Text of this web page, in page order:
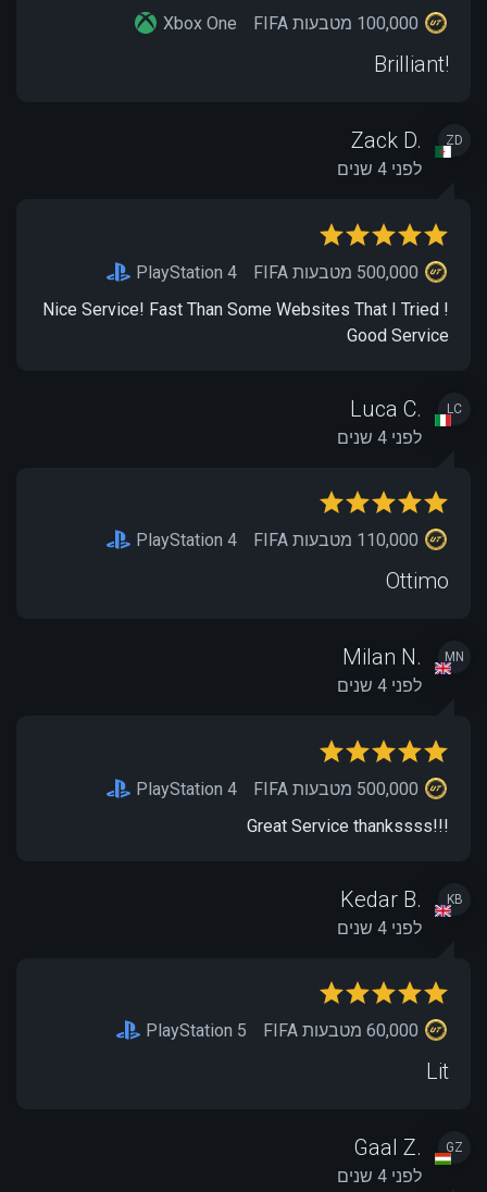
Xbox One
Brilliant!
ZD
Zack D.
לפני 4 שנים
PlayStation 4
Nice Service! Fast Than Some Websites That I Tried !
Good Service
LC
Luca C.
לפני 4 שנים
PlayStation 4
Ottimo
MN
Milan N.
לפני 4 שנים
PlayStation 4
Great Service thankssss!!!
KB
Kedar B.
לפני 4 שנים
PlayStation 5
Lit
GZ
Gaal Z.
לפני 4 שנים